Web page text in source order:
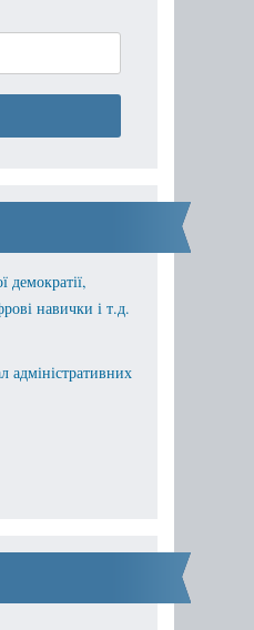
навички і т.д.